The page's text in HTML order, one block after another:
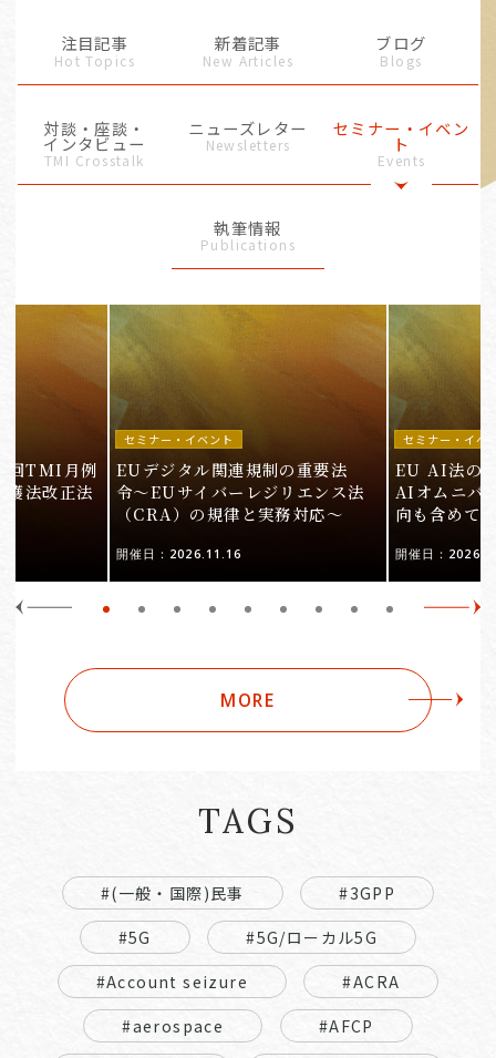
注目記事
Hot Topics
新着記事
New Articles
ブログ
Blogs
対談・座談・
インタビュー
TMI Crosstalk
ニューズレター
Newsletters
セミナー・イベン
ト
Events
執筆情報
Publications
回TMI月例
護法改正法
セミナー・イベント
EUデジタル関連規制の重要法
令〜EUサイバーレジリエンス法
（CRA）の規律と実務対応〜
開催日：2026.11.16
セミナー・イベ
EU AI法の
AIオムニバ
向も含めて
開催日：
MORE
TAGS
#(一般・国際)民事
#3GPP
#5G
#5G/ローカル5G
#Account seizure
#ACRA
#aerospace
#AFCP